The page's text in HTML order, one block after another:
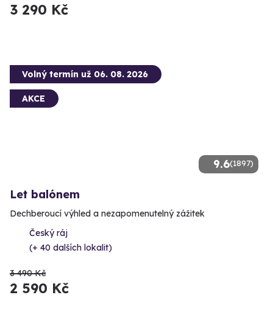
3 290 Kč
9.6(1897)
Volný termín už 06. 08. 2026
AKCE
Let balónem
Dechberoucí výhled a nezapomenutelný zážitek
Český ráj
(+ 40 dalších lokalit)
3 490 Kč
2 590 Kč